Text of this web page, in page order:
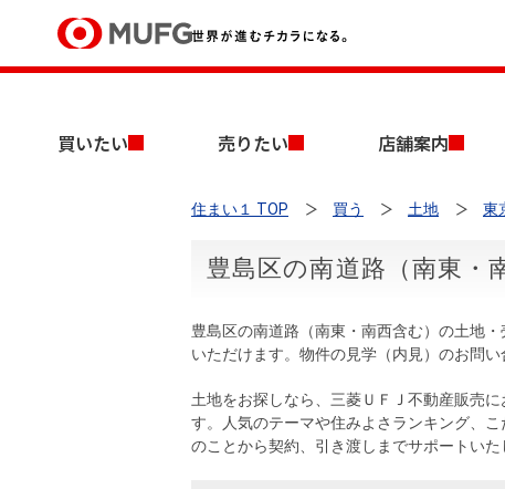
買いたい 売りたい 店舗案内
買いたいTOP
中古マンションを探す
売りたいTOP
無料査定
店舗案内TOP
店舗のご案内（首都圏）
会社情報TOP
採用情報TOP
売りたい
住まい１ TOP 買う 土地 東
豊島区の南道路（南東・
豊島区の南道路（南東・南西含む）の土地
いただけます。物件の見学（内見）のお問い
土地をお探しなら、三菱ＵＦＪ不動産販売
す。人気のテーマや住みよさランキング、
のことから契約、引き渡しまでサポートいた